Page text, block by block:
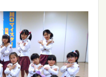
お問い合わせ
ライター